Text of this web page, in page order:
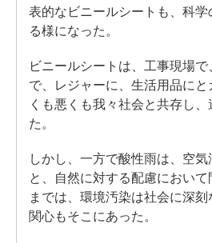
表的なビニールシートも、科
る様になった。
ビニールシートは、工事現場
で、レジャーに、生活用品にと
くも悪くも我々社会と共存し
た。
しかし、一方で酸性雨は、空
と、自然に対する配慮におい
までは、環境汚染は社会に深
関心もそこにあった。